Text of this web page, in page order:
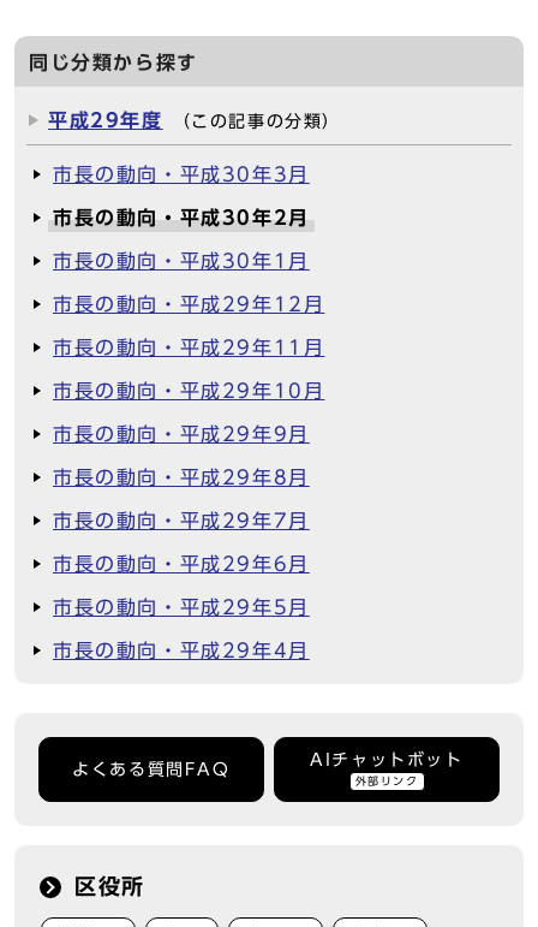
同じ分類から探す
平成29年度 （この記事の分類）
市長の動向・平成30年3月
市長の動向・平成30年2月
市長の動向・平成30年1月
市長の動向・平成29年12月
市長の動向・平成29年11月
市長の動向・平成29年10月
市長の動向・平成29年9月
市長の動向・平成29年8月
市長の動向・平成29年7月
市長の動向・平成29年6月
市長の動向・平成29年5月
市長の動向・平成29年4月
よくある質問FAQ
AIチャットボット
外部リンク
区役所